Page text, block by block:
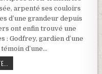
arpenté ses couloirs
d’une grandeur depuis
ont enfin trouvé une
: Godfrey, gardien d’une
d’une…